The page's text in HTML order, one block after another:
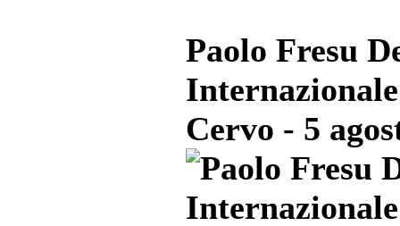
Paolo Fresu
Cervo - 5